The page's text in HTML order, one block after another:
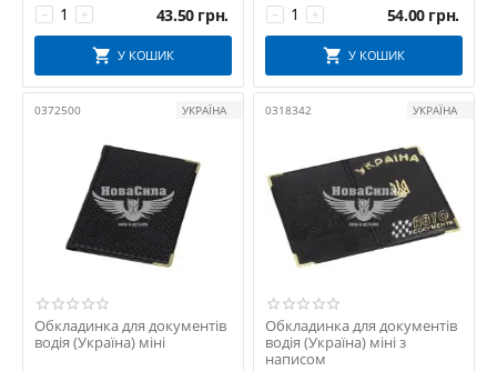
+
− 43.50 грн.
У КОШИК
+
− 54.00 грн.
У КОШИК
0372500 УКРАЇНА
Обкладинка для документів
водія (Україна) міні
0318342 УКРАЇНА
Обкладинка для документів
водія (Україна) міні з
написом